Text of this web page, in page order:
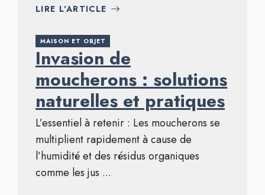
LIRE L'ARTICLE
MAISON ET OBJET
Invasion de
moucherons : solutions
naturelles et pratiques
L’essentiel à retenir : Les moucherons se
multiplient rapidement à cause de
l’humidité et des résidus organiques
comme les jus ...